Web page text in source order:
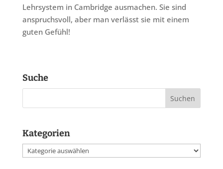
Lehrsystem in Cambridge ausmachen. Sie sind
anspruchsvoll, aber man verlässt sie mit einem
guten Gefühl!
Suche
Kategorien
Kategorien